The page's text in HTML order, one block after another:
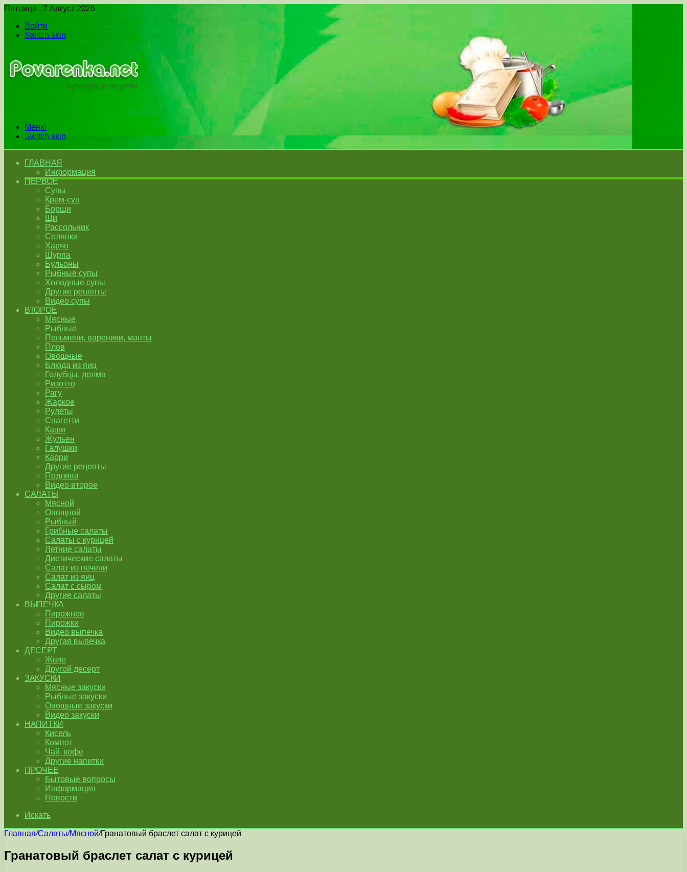
Пятница , 7 Август 2026
Войти
Switch skin
Меню
Switch skin
ГЛАВНАЯ
Информация
ПЕРВОЕ
Супы
Крем-суп
Борщи
Щи
Рассольник
Солянки
Харчо
Шурпа
Бульоны
Рыбные супы
Холодные супы
Другие рецепты
Видео супы
ВТОРОЕ
Мясные
Рыбные
Пельмени, вареники, манты
Плов
Овощные
Блюда из яиц
Голубцы, долма
Ризотто
Рагу
Жаркое
Рулеты
Спагетти
Каши
Жульен
Галушки
Карри
Другие рецепты
Подлива
Видео второе
САЛАТЫ
Мясной
Овощной
Рыбный
Грибные салаты
Салаты с курицей
Летние салаты
Диетические салаты
Салат из печени
Салат из яиц
Салат с сыром
Другие салаты
ВЫПЕЧКА
Пирожное
Пирожки
Видео выпечка
Другая выпечка
ДЕСЕРТ
Желе
Другой десерт
ЗАКУСКИ
Мясные закуски
Рыбные закуски
Овощные закуски
Видео закуски
НАПИТКИ
Кисель
Компот
Чай, кофе
Другие напитки
ПРОЧЕЕ
Бытовые вопросы
Информация
Новости
Искать
Главная/Салаты/Мясной/Гранатовый браслет салат с курицей
Гранатовый браслет салат с курицей